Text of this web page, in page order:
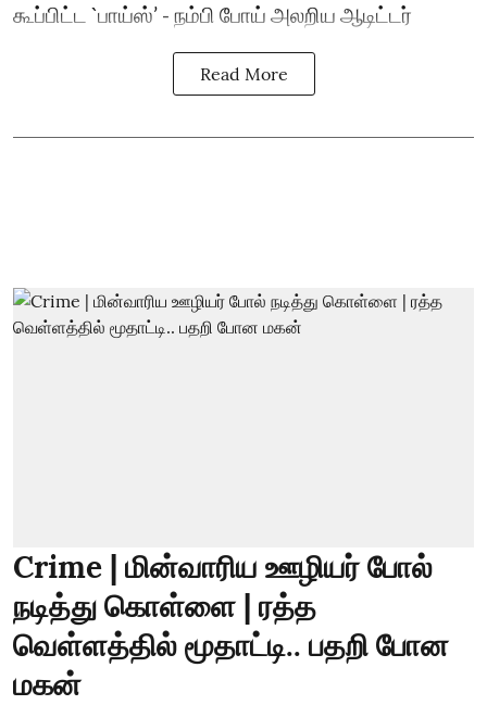
கூப்பிட்ட `பாய்ஸ்’ - நம்பி போய் அலறிய ஆடிட்டர்
Read More
Crime | மின்வாரிய ஊழியர் போல்
நடித்து கொள்ளை | ரத்த
வெள்ளத்தில் மூதாட்டி.. பதறி போன
மகன்